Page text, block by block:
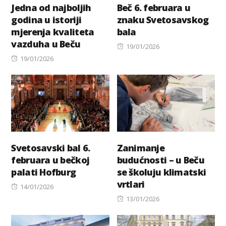
Jedna od najboljih
godina u istoriji
mjerenja kvaliteta
vazduha u Beču
Posted
19/01/2026
Beč 6. februara u
znaku Svetosavskog
bala
Posted
19/01/2026
Svetosavski bal 6.
februara u bečkoj
palati Hofburg
Posted
14/01/2026
Zanimanje
budućnosti – u Beču
se školuju klimatski
vrtlari
Posted
13/01/2026